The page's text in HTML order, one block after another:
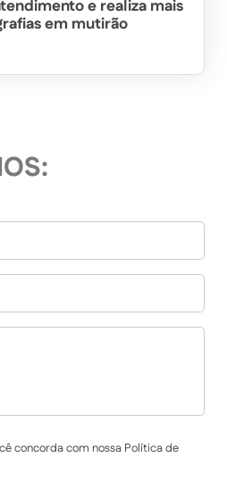
e realiza mais
em mutirão
concorda com nossa Política de